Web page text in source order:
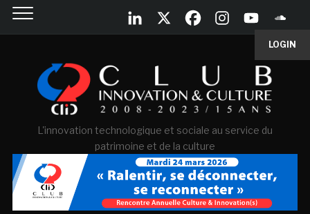
LOGIN
L'innovation technologique et sociale au service du
patrimoine et de la culture